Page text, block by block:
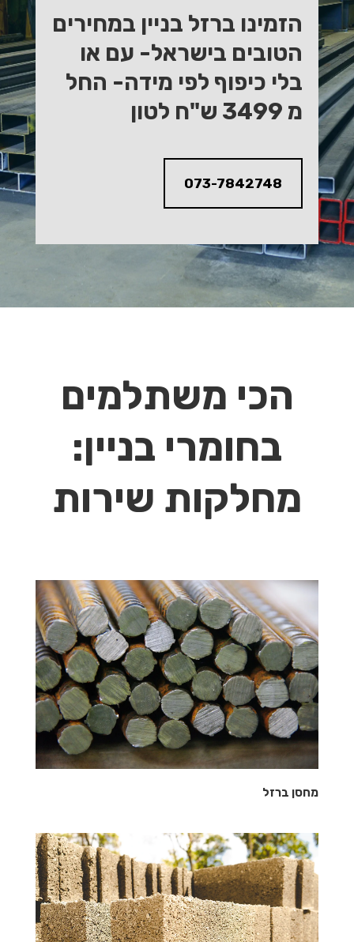
הזמינו ברזל בניין במחירים
הטובים בישראל- עם או
בלי כיפוף לפי מידה- החל
מ 3499 ש"ח לטון
073-7842748
הכי משתלמים
בחומרי בניין:
מחלקות שירות
מחסן ברזל